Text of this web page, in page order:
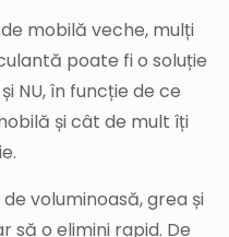
mobilă veche, mulți
poate fi o soluție
NU, în funcție de ce
și cât de mult îți
voluminoasă, grea și
să o elimini rapid. De